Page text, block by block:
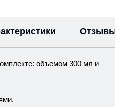
Отзывы
объемом 300 мл и